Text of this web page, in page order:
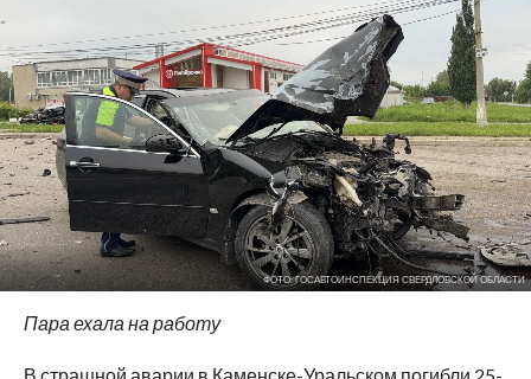
ФОТО: ГОСАВТОИНСПЕКЦИЯ СВЕРДЛОВСКОЙ ОБЛАСТИ
Пара ехала на работу
В страшной аварии в Каменске-Уральском погибли 25-